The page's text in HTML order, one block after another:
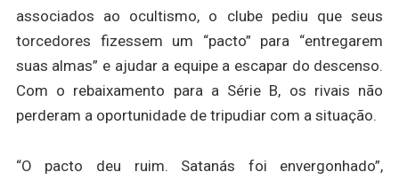
associados ao ocultismo, o clube pediu que seus
torcedores fizessem um “pacto” para “entregarem
suas almas” e ajudar a equipe a escapar do descenso.
Com o rebaixamento para a Série B, os rivais não
perderam a oportunidade de tripudiar com a situação.
“O pacto deu ruim. Satanás foi envergonhado”,